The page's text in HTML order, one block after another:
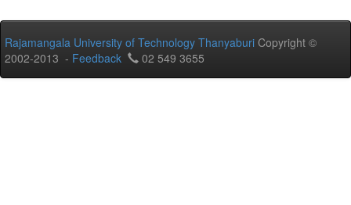
Rajamangala University of Technology Thanyaburi Copyright ©
2002-2013 - Feedback 02 549 3655